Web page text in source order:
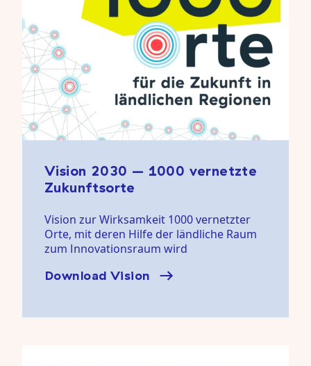
Vision 2030 – 1000 vernetzte
Zukunftsorte
Vision zur Wirksamkeit 1000 vernetzter
Orte, mit deren Hilfe der ländliche Raum
zum Innovationsraum wird
Download Vision